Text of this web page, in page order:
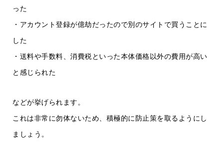
った
・アカウント登録が億劫だったので別のサイトで買うことに
した
・送料や手数料、消費税といった本体価格以外の費用が高い
と感じられた
などが挙げられます。
これは非常に勿体ないため、積極的に防止策を取るようにし
ましょう。